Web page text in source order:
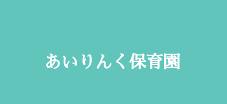
あいりんく保育園